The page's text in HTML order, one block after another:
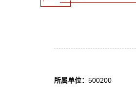
所属单位： 500200